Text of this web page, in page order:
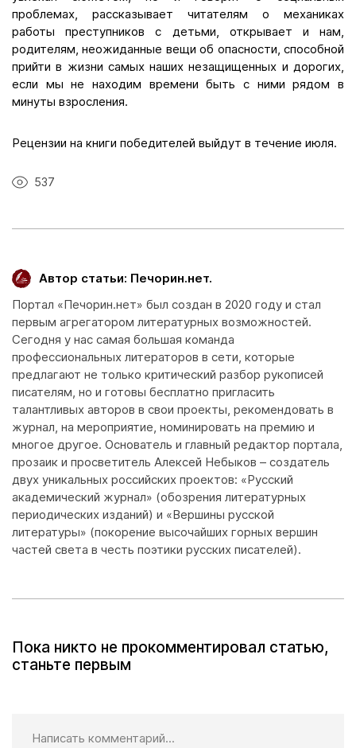
проблемах, рассказывает читателям о механиках
работы преступников с детьми, открывает и нам,
родителям, неожиданные вещи об опасности, способной
прийти в жизни самых наших незащищенных и дорогих,
если мы не находим времени быть с ними рядом в
минуты взросления.
Рецензии на книги победителей выйдут в течение июля.
537
Автор статьи: Печорин.нет.
Портал «Печорин.нет» был создан в 2020 году и стал
первым агрегатором литературных возможностей.
Сегодня у нас самая большая команда
профессиональных литераторов в сети, которые
предлагают не только критический разбор рукописей
писателям, но и готовы бесплатно пригласить
талантливых авторов в свои проекты, рекомендовать в
журнал, на мероприятие, номинировать на премию и
многое другое. Основатель и главный редактор портала,
прозаик и просветитель Алексей Небыков – создатель
двух уникальных российских проектов: «Русский
академический журнал» (обозрения литературных
периодических изданий) и «Вершины русской
литературы» (покорение высочайших горных вершин
частей света в честь поэтики русских писателей).
Пока никто не прокомментировал статью,
станьте первым